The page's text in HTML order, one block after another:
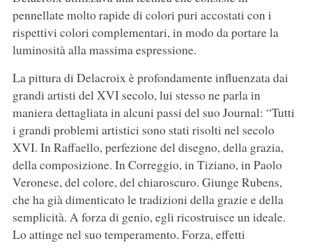
pennellate molto rapide di colori puri accostati con i
rispettivi colori complementari, in modo da portare la
luminosità alla massima espressione.
La pittura di Delacroix è profondamente influenzata dai
grandi artisti del XVI secolo, lui stesso ne parla in
maniera dettagliata in alcuni passi del suo Journal: “Tutti
i grandi problemi artistici sono stati risolti nel secolo
XVI. In Raffaello, perfezione del disegno, della grazia,
della composizione. In Correggio, in Tiziano, in Paolo
Veronese, del colore, del chiaroscuro. Giunge Rubens,
che ha già dimenticato le tradizioni della grazie e della
semplicità. A forza di genio, egli ricostruisce un ideale.
Lo attinge nel suo temperamento. Forza, effetti